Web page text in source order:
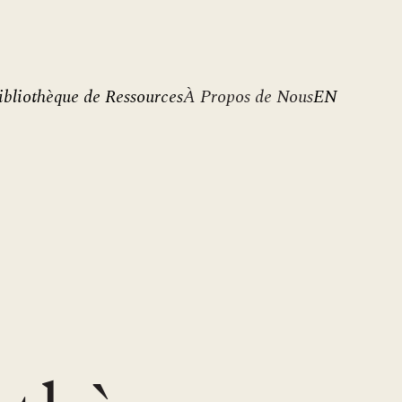
de RessourcesÀ Propos de NousEN